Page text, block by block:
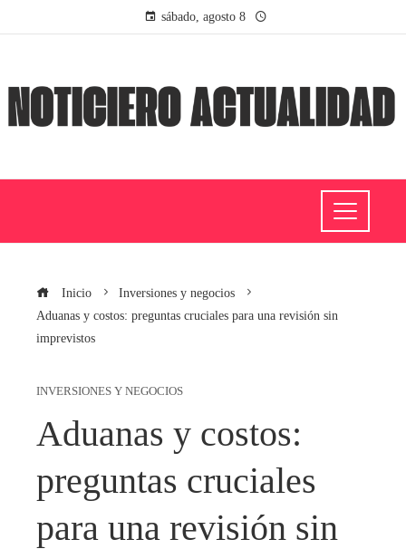
sábado, agosto 8
Inicio
Inversiones y negocios
Aduanas y costos: preguntas cruciales para una revisión sin
imprevistos
INVERSIONES Y NEGOCIOS
Aduanas y costos:
preguntas cruciales
para una revisión sin